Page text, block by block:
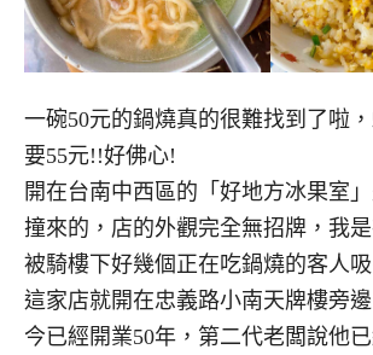
一碗50元的鍋燒真的很難找到了啦
要55元!!好佛心!
開在台南中西區的「好地方冰果室
撞來的，店的外觀完全無招牌，我
被騎樓下好幾個正在吃鍋燒的客人吸
這家店就開在忠義路小南天牌樓旁
今已經開業50年，第二代老闆說他